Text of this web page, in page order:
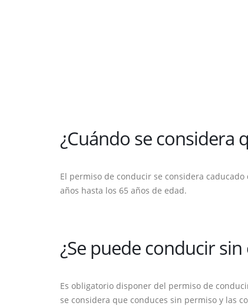
¿Cuándo se considera
El permiso de conducir se considera
años hasta los 65 años de edad.
¿Se puede conducir
Es obligatorio disponer del permiso de
se considera que conduces sin permiso y las